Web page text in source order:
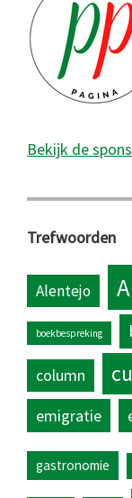
Bekijk de
Trefwoorden
Alentejo
boekbespreking
column
emigratie
gastronomie